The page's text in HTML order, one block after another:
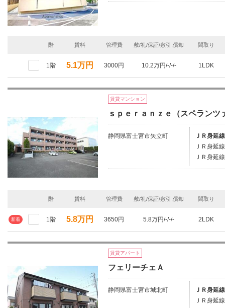
階 賃料 管理費 敷/礼/保証/敷引,償却 間取り
1階 5.1万円 3000円 10.2万円/-/-/- 1LDK
賃貸マンション
ｓｐｅｒａｎｚｅ（スペランツ
静岡県富士宮市矢立町
ＪＲ身延
ＪＲ身延
ＪＲ身延
階 賃料 管理費 敷/礼/保証/敷引,償却 間取り
新着 1階 5.8万円 3650円 5.8万円/-/-/- 2LDK
賃貸アパート
フェリーチェＡ
静岡県富士宮市城北町
ＪＲ身延
ＪＲ身延